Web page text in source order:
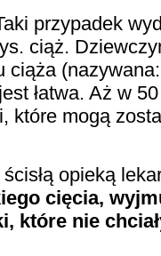
przypadek
ciąż.
ciąża
łatwa. Aż w
które mogą
opieką
cięcia,
które nie